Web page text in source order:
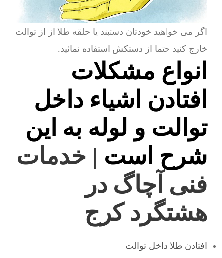
اگر می خواهید خودتان دستبند یا حلقه طلا از از توالت
خارج کنید حتما از دستکش استفاده نمائید.
انواع مشکلات
افتادن اشیاء داخل
توالت و لوله به این
شرح است | خدمات
فنی آچاگ در
هشتگرد کرج
افتادن طلا داخل توالت